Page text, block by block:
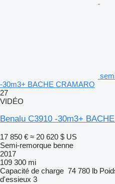
-30m3+ BACHE CRAMARO
27
VIDÉO
Benalu C3910 -30m3+
17 850 € ≈ 20 620 $ US
Semi-remorque benne
2017
109 300 mi
Capacité de charge 74 780 lb
d'essieux 3